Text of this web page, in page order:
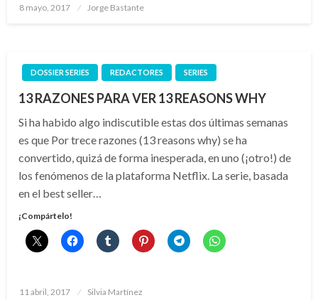
Publicado
8 mayo, 2017 Jorge Bastante
DOSSIER SERIES REDACTORES SERIES
13 RAZONES PARA VER 13 REASONS WHY
Si ha habido algo indiscutible estas dos últimas semanas
es que Por trece razones (13 reasons why) se ha
convertido, quizá de forma inesperada, en uno (¡otro!) de
los fenómenos de la plataforma Netflix. La serie, basada
en el best seller…
¡Compártelo!
Publicado
11 abril, 2017 Silvia Martínez